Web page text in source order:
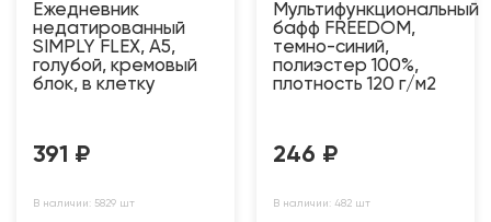
Ежедневник
недатированный
SIMPLY FLEX, А5,
голубой, кремовый
блок, в клетку
391 ₽
В наличии: 5829 шт
Мультифункциональный
бафф FREEDOM,
темно-синий,
полиэстер 100%,
плотность 120 г/м2
246 ₽
В наличии: 482 шт